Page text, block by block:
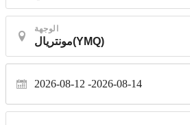
الوجهة
2026-08-12 2026-08-14